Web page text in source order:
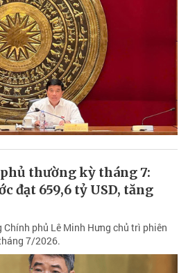
thường kỳ tháng 7:
đạt 659,6 tỷ USD, tăng
phủ Lê Minh Hưng chủ trì phiên
7/2026.